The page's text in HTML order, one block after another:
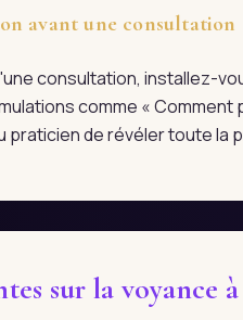
avant une consultation
consultation, installez-
comme «
de révéler toute la
sur la voyance